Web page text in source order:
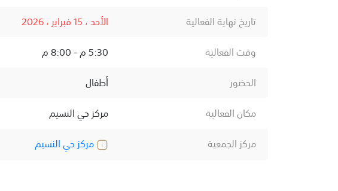
تاريخ نهاية الفعالية
الأحد ، 15 فبراير ، 2026
وقت الفعالية
5:30 م - 8:00 م
الحضور
أطفال
مكان الفعالية
مركز حي النسيم
مركز الجمعية
مركز حي النسيم